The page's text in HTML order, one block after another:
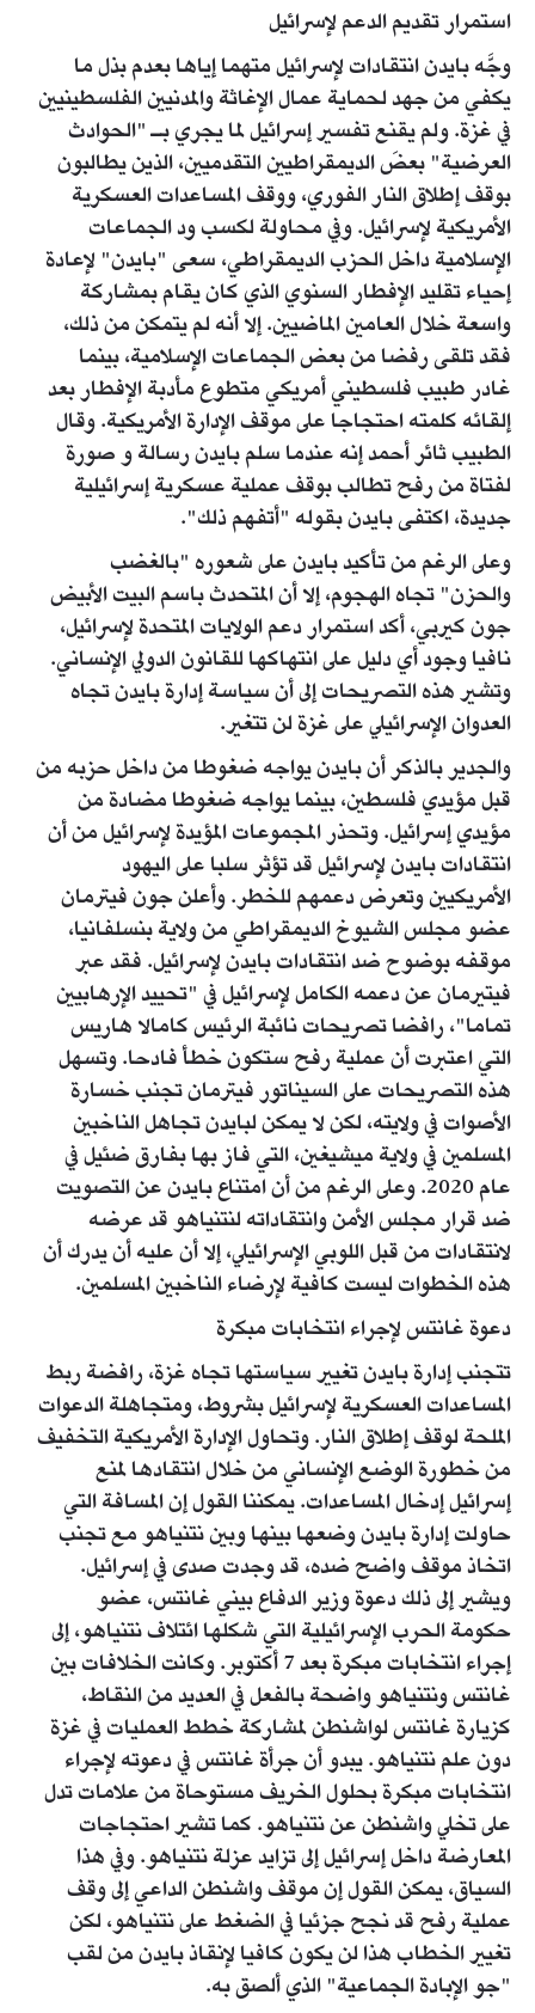
استمرار تقديم الدعم لإسرائيل
وجَّه بايدن انتقادات لإسرائيل متهما إياها بعدم بذل ما
يكفي من جهد لحماية عمال الإغاثة والمدنيين الفلسطينيين
في غزة. ولم يقنع تفسير إسرائيل لما يجري بـ "الحوادث
العرضية" بعضَ الديمقراطيين التقدميين، الذين يطالبون
بوقف إطلاق النار الفوري، ووقف المساعدات العسكرية
الأمريكية لإسرائيل. وفي محاولة لكسب ود الجماعات
الإسلامية داخل الحزب الديمقراطي، سعى "بايدن" لإعادة
إحياء تقليد الإفطار السنوي الذي كان يقام بمشاركة
واسعة خلال العامين الماضيين. إلا أنه لم يتمكن من ذلك،
فقد تلقى رفضا من بعض الجماعات الإسلامية، بينما
غادر طبيب فلسطيني أمريكي متطوع مأدبة الإفطار بعد
إلقائه كلمته احتجاجا على موقف الإدارة الأمريكية. وقال
الطبيب ثائر أحمد إنه عندما سلم بايدن رسالة و صورة
لفتاة من رفح تطالب بوقف عملية عسكرية إسرائيلية
جديدة، اكتفى بايدن بقوله "أتفهم ذلك".
وعلى الرغم من تأكيد بايدن على شعوره "بالغضب
والحزن" تجاه الهجوم، إلا أن المتحدث باسم البيت الأبيض
جون كيربي، أكد استمرار دعم الولايات المتحدة لإسرائيل،
نافيا وجود أي دليل على انتهاكها للقانون الدولي الإنساني.
وتشير هذه التصريحات إلى أن سياسة إدارة بايدن تجاه
العدوان الإسرائيلي على غزة لن تتغير.
والجدير بالذكر أن بايدن يواجه ضغوطا من داخل حزبه من
قبل مؤيدي فلسطين، بينما يواجه ضغوطا مضادة من
مؤيدي إسرائيل. وتحذر المجموعات المؤيدة لإسرائيل من أن
انتقادات بايدن لإسرائيل قد تؤثر سلبا على اليهود
الأمريكيين وتعرض دعمهم للخطر. وأعلن جون فيترمان
عضو مجلس الشيوخ الديمقراطي من ولاية بنسلفانيا،
موقفه بوضوح ضد انتقادات بايدن لإسرائيل. فقد عبر
فيتيرمان عن دعمه الكامل لإسرائيل في "تحييد الإرهابيين
تماما"، رافضا تصريحات نائبة الرئيس كامالا هاريس
التي اعتبرت أن عملية رفح ستكون خطأ فادحا. وتسهل
هذه التصريحات على السيناتور فيترمان تجنب خسارة
الأصوات في ولايته، لكن لا يمكن لبايدن تجاهل الناخبين
المسلمين في ولاية ميشيغين، التي فاز بها بفارق ضئيل في
عام 2020. وعلى الرغم من أن امتناع بايدن عن التصويت
ضد قرار مجلس الأمن وانتقاداته لنتنياهو قد عرضه
لانتقادات من قبل اللوبي الإسرائيلي، إلا أن عليه أن يدرك أن
هذه الخطوات ليست كافية لإرضاء الناخبين المسلمين.
دعوة غانتس لإجراء انتخابات مبكرة
تتجنب إدارة بايدن تغيير سياستها تجاه غزة، رافضة ربط
المساعدات العسكرية لإسرائيل بشروط، ومتجاهلة الدعوات
الملحة لوقف إطلاق النار. وتحاول الإدارة الأمريكية التخفيف
من خطورة الوضع الإنساني من خلال انتقادها لمنع
إسرائيل إدخال المساعدات. يمكننا القول إن المسافة التي
حاولت إدارة بايدن وضعها بينها وبين نتنياهو مع تجنب
اتخاذ موقف واضح ضده، قد وجدت صدى في إسرائيل.
ويشير إلى ذلك دعوة وزير الدفاع بيني غانتس، عضو
حكومة الحرب الإسرائيلية التي شكلها ائتلاف نتنياهو، إلى
إجراء انتخابات مبكرة بعد 7 أكتوبر. وكانت الخلافات بين
غانتس ونتنياهو واضحة بالفعل في العديد من النقاط،
كزيارة غانتس لواشنطن لمشاركة خطط العمليات في غزة
دون علم نتنياهو. يبدو أن جرأة غانتس في دعوته لإجراء
انتخابات مبكرة بحلول الخريف مستوحاة من علامات تدل
على تخلي واشنطن عن نتنياهو. كما تشير احتجاجات
المعارضة داخل إسرائيل إلى تزايد عزلة نتنياهو. وفي هذا
السياق، يمكن القول إن موقف واشنطن الداعي إلى وقف
عملية رفح قد نجح جزئيا في الضغط على نتنياهو، لكن
تغيير الخطاب هذا لن يكون كافيا لإنقاذ بايدن من لقب
"جو الإبادة الجماعية" الذي ألصق به.